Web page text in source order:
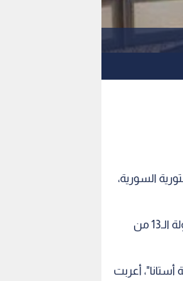
السورية،
وجاء إعلان الرعاة الثلاثة هذا، في البيان الختامي الذي صدر اليوم الجمعة عنهم في الجلسة العامة للجولة الـ13 من
أستانا"، أعربت